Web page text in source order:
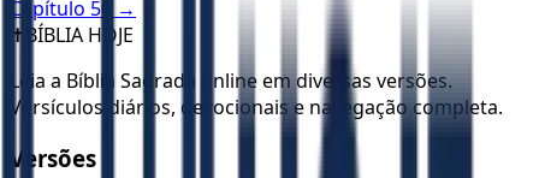
Capítulo 50
→
✝️ BÍBLIA HOJE
Leia a Bíblia Sagrada online em diversas versões.
Versículos diários, devocionais e navegação completa.
Versões